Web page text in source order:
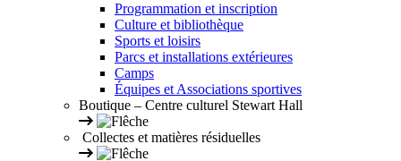
Programmation et inscription
Culture et bibliothèque
Sports et loisirs
Parcs et installations extérieures
Camps
Équipes et Associations sportives
Boutique – Centre culturel Stewart Hall
Collectes et matières résiduelles